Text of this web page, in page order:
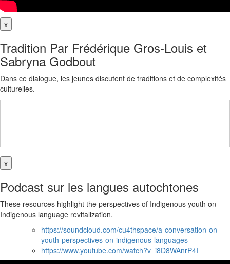
x
Tradition Par Frédérique Gros-Louis et
Sabryna Godbout
Dans ce dialogue, les jeunes discutent de traditions et de complexités
culturelles.
x
Podcast sur les langues autochtones
These resources highlight the perspectives of Indigenous youth on
Indigenous language revitalization.
https://soundcloud.com/cu4thspace/a-conversation-on-
youth-perspectives-on-indigenous-languages
https://www.youtube.com/watch?v=i8D8WAnrP4I